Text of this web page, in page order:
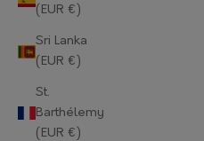
(EUR €)
Sri Lanka
(EUR €)
St.
Barthélemy
(EUR €)
Moldova (EUR €)
Monaco (EUR €)
Montenegro (EUR €)